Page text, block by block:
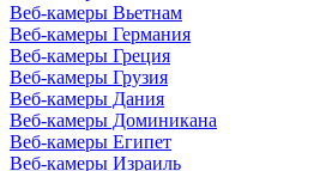
Веб-камеры Вьетнам
Веб-камеры Германия
Веб-камеры Греция
Веб-камеры Грузия
Веб-камеры Дания
Веб-камеры Доминикана
Веб-камеры Египет
Веб-камеры Израиль